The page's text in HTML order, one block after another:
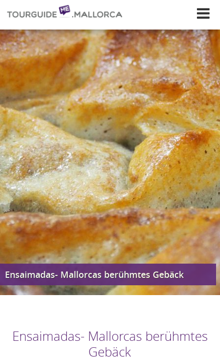
Ensaimadas- Mallorcas berühmtes Gebäck
Ensaimadas- Mallorcas berühmtes
Gebäck